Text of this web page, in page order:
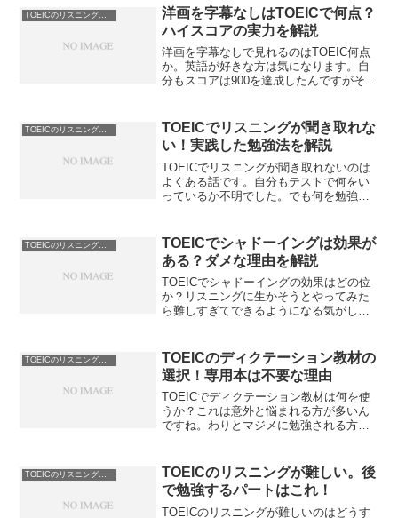
ます。TOEICで900点なら発音がどの程度
できるのかを解説します。
TOEICのリスニングのコツ
洋画を字幕なしはTOEICで何点？
ハイスコアの実力を解説
洋画を字幕なしで見れるのはTOEIC何点
か。英語が好きな方は気になります。自
分もスコアは900を達成したんですがその
幕なしはTOEICハイスコアで可能か？あ
なたの目的を再確認しましょう。
TOEICのリスニングのコツ
TOEICでリスニングが聞き取れな
い！実践した勉強法を解説
TOEICでリスニングが聞き取れないのは
よくある話です。自分もテストで何をい
っているか不明でした。でも何を勉強す
TOEICでリスニングが聞き取れない時の
勉強法を解説します。
TOEICでシャドーイングは効果が
ある？ダメな理由を解説
TOEICでシャドーイングの効果はどの位
か？リスニングに生かそうとやってみた
ら難しすぎてできるようになる気がしな
理由を元に解説します。TOEICでのシャ
ドーイングの効果を解説します。
TOEICのリスニングのコツ
TOEICのディクテーション教材の
選択！専用本は不要な理由
TOEICでディクテーション教材は何を使
うか？これは意外と悩まれる方が多いん
ですね。わりとマジメに勉強される方ほ
ですよ。TOEICのディクテーション教材
で自分が使ったモノをご紹介いたしま
す。
TOEICのリスニングのコツ
TOEICのリスニングが難しい。後
で勉強するパートはこれ！
TOEICのリスニングが難しいのはどうす